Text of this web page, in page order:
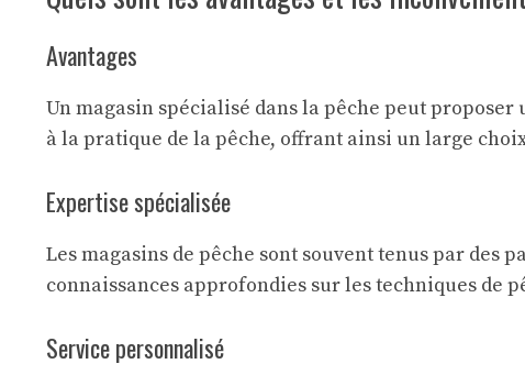
Avantages
Un magasin spécialisé dans la pêche peut proposer
à la pratique de la pêche, offrant ainsi un large
Expertise spécialisée
Les magasins de pêche sont souvent tenus par des
connaissances approfondies sur les techniques de
Service personnalisé